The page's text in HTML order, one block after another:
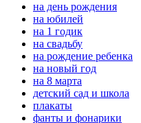
на день рождения
на юбилей
на 1 годик
на свадьбу
на рождение ребенка
на новый год
на 8 марта
детский сад и школа
плакаты
фанты и фонарики